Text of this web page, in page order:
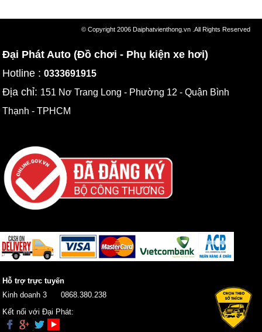
© Copyright 2006 Daiphatvienthong.vn .All Rights Reserved
Đại Phát Auto (Đồ chơi - Phụ kiện xe hơi)
Hotline :0333691915
Địa chỉ: 151 Nơ Trang Long - Phường 12 - Quận Bình
Thạnh - TPHCM
Hỗ trợ trực tuyến
Kinh doanh 3
0868.380.238
Kết nối với Đại Phát: